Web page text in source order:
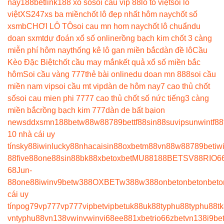
nay188betlink188 xo sosoi cầu vip 88 lô tô việtsoi lô
việtXS247xs ba miềnchốt lô đẹp nhất hôm naychốt số
xsmbCHƠI LÔ TÔsoi cau mn hom naychốt lô chuẩndu
doan sxmtdự đoán xổ số onlinerồng bạch kim chốt 3 càng
miễn phí hôm naythống kê lô gan miền bắcdàn đề lôCầu
Kèo Đặc Biệtchốt cầu may mắnkết quả xổ số miền bắc
hômSoi cầu vàng 777thẻ bài onlinedu doan mn 888soi cầu
miền nam vipsoi cầu mt vipdàn de hôm nay7 cao thủ chốt
sốsoi cau mien phi 7777 cao thủ chốt số nức tiếng3 càng
miền bắcrồng bạch kim 777dàn de bất bạion
newsddxsmn188betw88w88789bettf88sin88suvipsunwintf88
10 nhà cái uy
tínsky88iwin lucky88nhacaisin88oxbetm88vn88w88789bet
88five88one88sin88bk88xbetoxbetMU88188BETSV88
68Jun-
88one88iwinv9betw388OXBETw388w388onbetonbetonbet
cái uy
tínpog79vp777vp777vipbetvipbetuk88uk88typhu88typhu88
vntyphu88vn138vwinvwinvi68ee881xbetrio66zbetvn138